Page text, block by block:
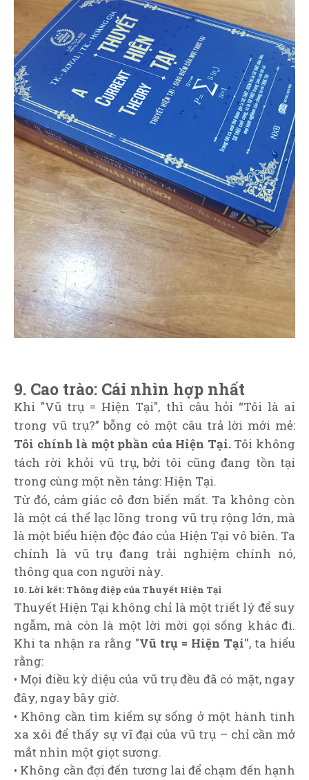
9. Cao trào: Cái nhìn hợp nhất
Khi "Vũ trụ = Hiện Tại", thì câu hỏi “Tôi là ai
trong vũ trụ?” bỗng có một câu trả lời mới mẻ:
Tôi chính là một phần của Hiện Tại.Tôi không
tách rời khỏi vũ trụ, bởi tôi cũng đang tồn tại
trong cùng một nền tảng: Hiện Tại.
Từ đó, cảm giác cô đơn biến mất. Ta không còn
là một cá thể lạc lõng trong vũ trụ rộng lớn, mà
là một biểu hiện độc đáo của Hiện Tại vô biên. Ta
chính là vũ trụ đang trải nghiệm chính nó,
thông qua con người này.
10. Lời kết: Thông điệp của Thuyết Hiện Tại
Thuyết Hiện Tại không chỉ là một triết lý để suy
ngẫm, mà còn là một lời mời gọi sống khác đi.
Khi ta nhận ra rằng "Vũ trụ = Hiện Tại", ta hiểu
rằng:
• Mọi điều kỳ diệu của vũ trụ đều đã có mặt, ngay
đây, ngay bây giờ.
• Không cần tìm kiếm sự sống ở một hành tinh
xa xôi để thấy sự vĩ đại của vũ trụ – chỉ cần mở
mắt nhìn một giọt sương.
• Không cần đợi đến tương lai để chạm đến hạnh